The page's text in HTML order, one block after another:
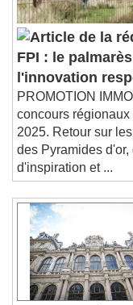
FPI : le
l'innovation
PROMOTION
concours
2025. Retour sur
des Pyramides d'or,
d'inspiration et ...